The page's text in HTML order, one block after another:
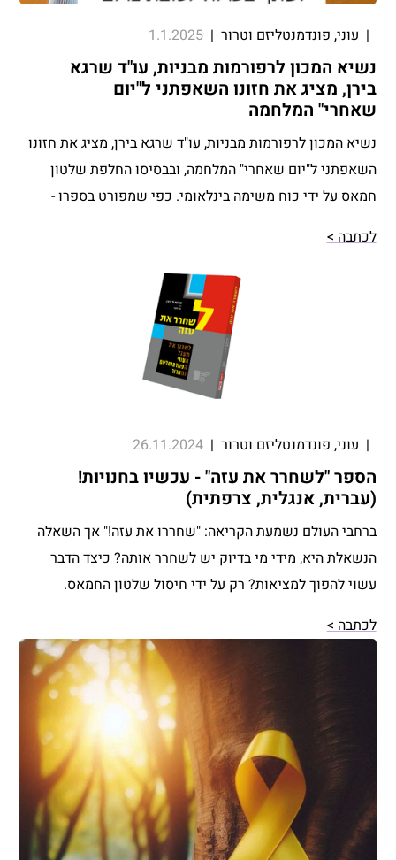
| עוני, פונדמנטליזם וטרור|
1.1.2025
נשיא המכון לרפורמות מבניות, עו"ד שרגא
בירן, מציג את חזונו השאפתני ל"יום
שאחרי" המלחמה
נשיא המכון לרפורמות מבניות, עו"ד שרגא בירן, מציג את חזונו
השאפתני ל"יום שאחרי" המלחמה, ובבסיסו החלפת שלטון
חמאס על ידי כוח משימה בינלאומי. כפי שמפורט בספרו -
לכתבה >
| עוני, פונדמנטליזם וטרור|
26.11.2024
הספר "לשחרר את עזה" - עכשיו בחנויות!
(עברית, אנגלית, צרפתית)
ברחבי העולם נשמעת הקריאה: "שחררו את עזה!" אך השאלה
הנשאלת היא, מידי מי בדיוק יש לשחרר אותה? כיצד הדבר
עשוי להפוך למציאות? רק על ידי חיסול שלטון החמאס.
לכתבה >